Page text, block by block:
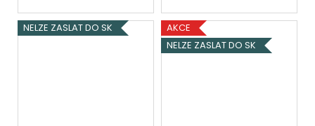
NELZE ZASLAT DO SK
AKCE
NELZE ZASLAT DO SK